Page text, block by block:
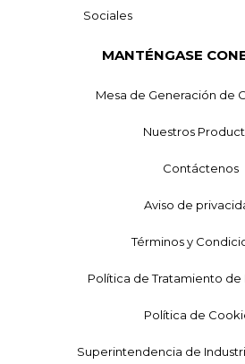
Sociales
MANTÉNGASE
Mesa de Generación de
Nuestros
Contáctenos
Aviso de
Términos y
Política de Tratamiento de
Política de
Superintendencia de